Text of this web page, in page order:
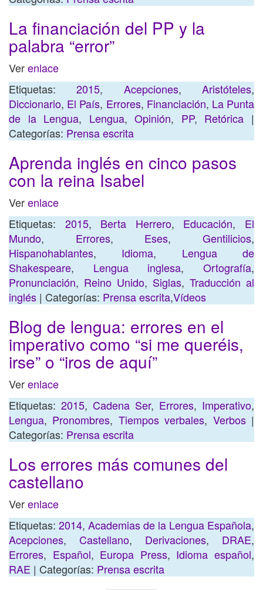
La financiación del PP y la
palabra “error”
Verenlace
Etiquetas:2015, Acepciones,Aristóteles,
Diccionario, El País, Errores, Financiación, La Punta
de la Lengua, Lengua,Opinión, PP, Retórica |
Categorías: Prensa escrita
Aprenda inglés en cinco pasos
con la reina Isabel
Verenlace
Etiquetas: 2015, Berta Herrero, Educación, El
Mundo, Errores, Eses,Gentilicios,
Hispanohablantes, Idioma, Lengua de
Shakespeare, Lengua inglesa,Ortografía,
Pronunciación, Reino Unido, Siglas, Traducción al
inglés | Categorías: Prensa escrita,Vídeos
Blog de lengua: errores en el
imperativo como “si me queréis,
irse” o “iros de aquí”
Verenlace
Etiquetas: 2015, Cadena Ser, Errores, Imperativo,
Lengua, Pronombres, Tiempos verbales, Verbos|
Categorías: Prensa escrita
Los errores más comunes del
castellano
Verenlace
Etiquetas: 2014, Academias de la Lengua Española,
Acepciones, Castellano, Derivaciones, DRAE,
Errores, Español, Europa Press, Idioma español,
RAE | Categorías: Prensa escrita